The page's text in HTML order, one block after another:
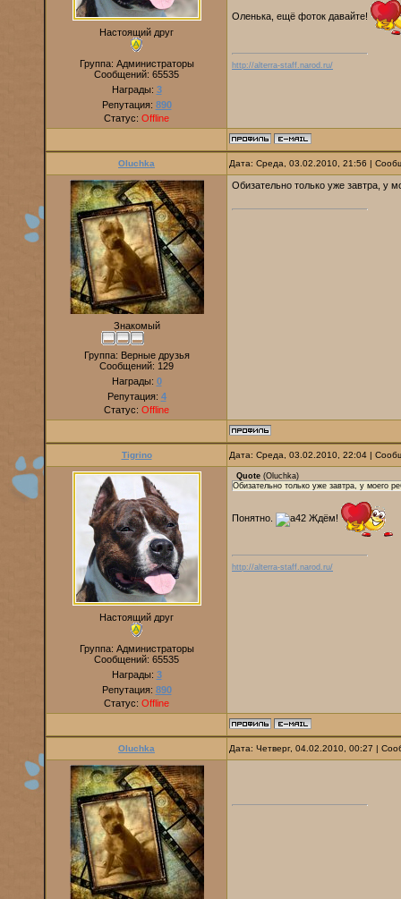
Настоящий друг
Группа: Администраторы
Сообщений: 65535
Награды: 3
Репутация: 890
Статус: Offline
Оленька, ещё фоток давайте!
http://alterra-staff.narod.ru/
Oluchka Дата: Среда, 03.02.2010, 21:56 |
Знакомый
Группа: Верные друзья
Сообщений: 129
Награды: 0
Репутация: 4
Статус: Offline
Обизательно только уже завтра, у
Tigrino Дата: Среда, 03.02.2010, 22:04 |
Настоящий друг
Группа: Администраторы
Сообщений: 65535
Награды: 3
Репутация: 890
Статус: Offline
Quote (Oluchka)
Обизательно только уже завтра, у моего
Понятно. Ждём!
http://alterra-staff.narod.ru/
Oluchka Дата: Четверг, 04.02.2010, 00:27 |